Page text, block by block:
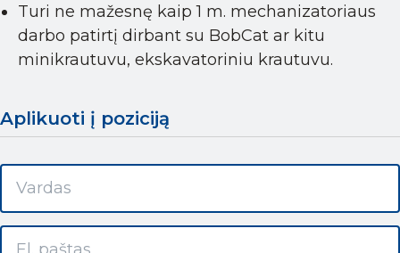
Turi ne mažesnę kaip 1 m. mechanizatoriaus
darbo patirtį dirbant su BobCat ar kitu
minikrautuvu, ekskavatoriniu krautuvu.
Aplikuoti į poziciją